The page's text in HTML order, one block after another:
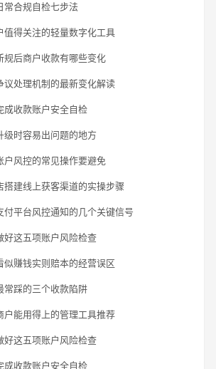
常合规自检七步法
值得关注的轻量数字化工具
规后商户收款有哪些变化
议处理机制的最新变化解读
成收款账户安全自检
级时容易出问题的地方
户风控的常见操作要避免
搭建线上获客渠道的实操步骤
付平台风控通知的几个关键信号
好这五项账户风险检查
似赚钱实则赔本的经营误区
常踩的三个收款陷阱
户能用得上的管理工具推荐
好这五项账户风险检查
成收款账户安全自检